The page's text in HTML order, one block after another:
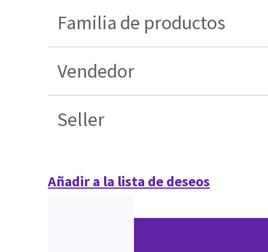
Familia de productos
Vendedor
Seller
Añadir a la lista de deseos